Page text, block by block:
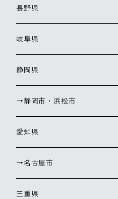
長野県
岐阜県
静岡県
→静岡市・浜松市
愛知県
→名古屋市
三重県